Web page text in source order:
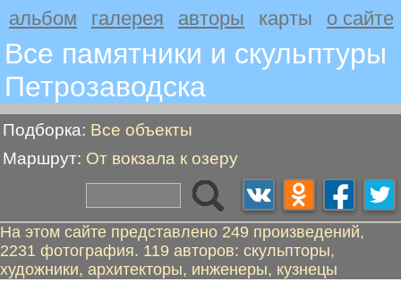
альбом галерея авторы карты о сайте
Все памятники и скульптуры
Петрозаводскa
Подборка: Все объекты
Маршрут: От вокзала к озеру
На этом сайте представлено 249 произведений,
2231 фотография. 119 авторов: скульпторы,
художники, архитекторы, инженеры, кузнецы